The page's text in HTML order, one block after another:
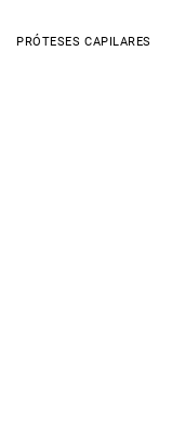
PRÓTESES CAPILARES